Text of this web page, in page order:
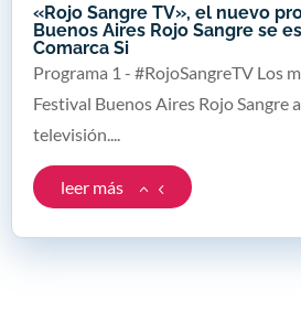
«Rojo Sangre TV», el nuevo
Buenos Aires Rojo Sangre se
Comarca Si
Programa 1 - #RojoSangreTV Los
Festival Buenos Aires Rojo Sangre
televisión....
leer más